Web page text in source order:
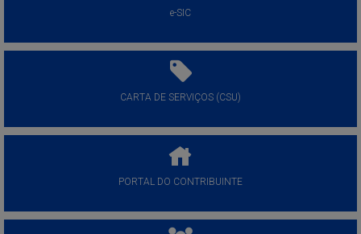
e-SIC
CARTA DE SERVIÇOS (CSU)
PORTAL DO CONTRIBUINTE